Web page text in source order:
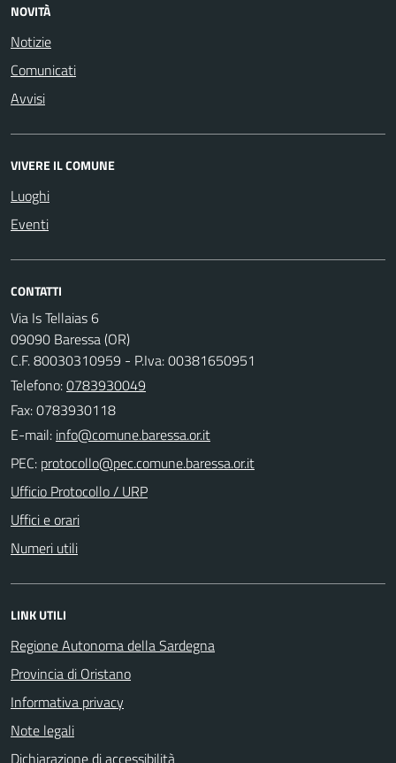
NOVITÀ
Notizie
Comunicati
Avvisi
VIVERE IL COMUNE
Luoghi
Eventi
CONTATTI
Via Is Tellaias 6
09090 Baressa (OR)
C.F. 80030310959 - P.Iva: 00381650951
Telefono:0783930049
Fax: 0783930118
E-mail:
PEC:
Ufficio Protocollo / URP
Uffici e orari
Numeri utili
LINK UTILI
Regione Autonoma della Sardegna
Provincia di Oristano
Informativa privacy
Note legali
Dichiarazione di accessibilità